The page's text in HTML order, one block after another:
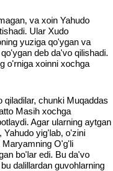
va xoin Yahudo
Ular Xudo
yuziga qo'ygan va
deb da'vo qilishadi.
o'rniga xoinni xochga
qiladilar, chunki Muqaddas
Masih xochga
Agar ularning aytgan
Yahudo yig'lab, o'zini
Maryamning O'g'li
bo'lar edi. Bu da'vo
dalillardan guvohlarning